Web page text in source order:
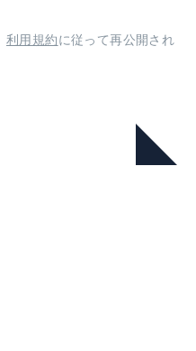
利用規約に従って再公開され